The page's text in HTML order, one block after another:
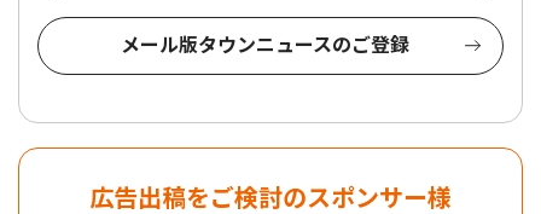
メール版タウンニュースのご登録
広告出稿をご検討のスポンサー様